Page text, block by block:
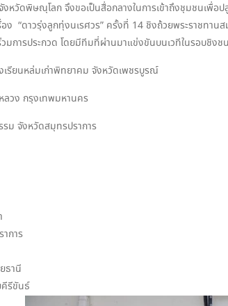
หวัดพิษณุโลก จึงขอเป็นสื่อกลางในการเข้าถึงชุมชนเพื่
“ดาวรุ่งลูกทุ่งนเรศวร” ครั้งที่ 14 ชิงถ้วยพระราชทาน
ร่วมการประกวด โดยมีทีมที่ผ่านมาแข่งขันบนเวทีในรอบชิ
เรียนหล่มเก่าพิทยาคม จังหวัดเพชรบูรณ์
ลวง กรุงเทพมหานคร
รม จังหวัดสมุทรปราการ
การ
ธานี
คีรีขันธ์